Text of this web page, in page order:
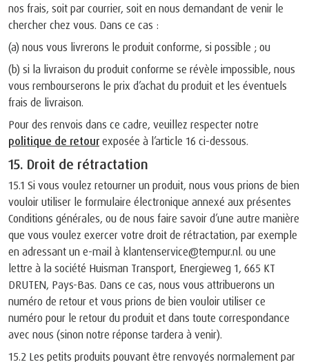
nos frais, soit par courrier, soit en nous demandant de venir le
chercher chez vous. Dans ce cas :
(a) nous vous livrerons le produit conforme, si possible ; ou
(b) si la livraison du produit conforme se révèle impossible, nous
vous rembourserons le prix d’achat du produit et les éventuels
frais de livraison.
Pour des renvois dans ce cadre, veuillez respecter notre
politique de retour exposée à l’article 16 ci-dessous.
15. Droit de rétractation
15.1 Si vous voulez retourner un produit, nous vous prions de bien
vouloir utiliser le formulaire électronique annexé aux présentes
Conditions générales, ou de nous faire savoir d’une autre manière
que vous voulez exercer votre droit de rétractation, par exemple
en adressant un e-mail à klantenservice@tempur.nl. ou une
lettre à la société Huisman Transport, Energieweg 1, 665 KT
DRUTEN, Pays-Bas. Dans ce cas, nous vous attribuerons un
numéro de retour et vous prions de bien vouloir utiliser ce
numéro pour le retour du produit et dans toute correspondance
avec nous (sinon notre réponse tardera à venir).
15.2 Les petits produits pouvant être renvoyés normalement par